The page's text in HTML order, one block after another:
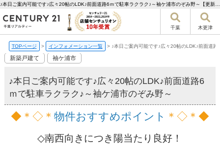
千葉 木更津
TOPページ > インフォメーション一覧 > ♪本日ご案内可能です♪広々20帖のLDK♪前面道
新築戸建て 袖ケ浦市
♪本日ご案内可能です♪広々20帖のLDK♪前面道路6
ｍで駐車ラクラク♪～袖ケ浦市のぞみ野～
◆＊◇＊ 物件おすすめポイント ＊◇＊◆
◇南西向きにつき陽当たり良好！